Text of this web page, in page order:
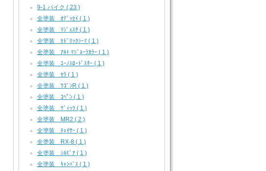
9-1 バイク ( 23 )
全塗装 ｵﾃﾞｯｾｲ ( 1 )
全塗装 ﾏｼﾞｪｽﾀ ( 1 )
全塗装 ｾﾄﾞﾘｯｸｼｰﾏ ( 1 )
全塗装 ｱﾙﾄ ﾏｼﾞｮｰﾗｶﾗｰ ( 1 )
全塗装 ﾕｰﾉｽﾛｰﾄﾞｽﾀｰ ( 1 )
全塗装 ｾﾗ ( 1 )
全塗装 ﾜｺﾞﾝR ( 1 )
全塗装 ｺﾍﾟﾝ ( 1 )
全塗装 ｳﾞｨｯﾂ ( 1 )
全塗装 MR2 ( 2 )
全塗装 ﾁｪｲｻｰ ( 1 )
全塗装 RX-8 ( 1 )
全塗装 ｼﾙﾋﾞｱ ( 1 )
全塗装 ｷｬﾝﾊﾞｽ ( 1 )